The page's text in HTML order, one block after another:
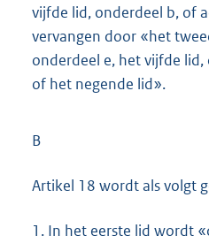
vijfde lid, onderdeel b, of
vervangen door «het
onderdeel e, het vijfde lid,
of het negende lid».
B
Artikel 18 wordt als volgt
1. In het eerste lid wordt